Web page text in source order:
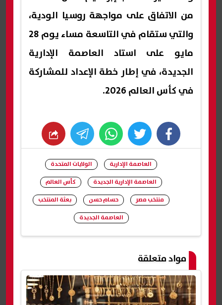
من الاتفاق على مواجهة روسيا الودية،
والتي ستقام في التاسعة مساء يوم 28
مايو على استاد العاصمة الإدارية
الجديدة، في إطار خطة الإعداد للمشاركة
في كأس العالم 2026.
facebook
twitter
whats
العاصمة الإدارية
الولايات المتحدة
العاصمة الإدارية الجديدة
كأس العالم
منتخب مصر
حسام حسن
بعثة المنتخب
العاصمة الجديدة
مواد متعلقة